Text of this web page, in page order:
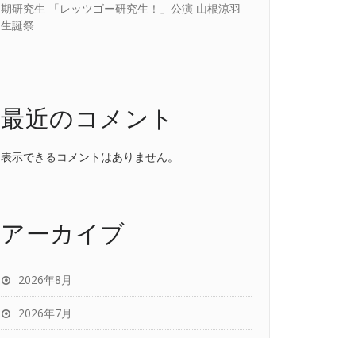
期研究生 「レッツゴー研究生！」公演 山根涼羽
生誕祭
最近のコメント
表示できるコメントはありません。
アーカイブ
2026年8月
2026年7月